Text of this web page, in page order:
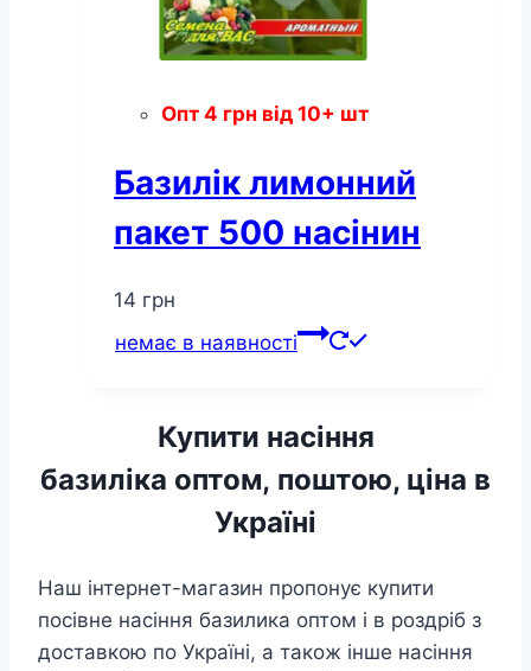
Опт 4 грн від 10+ шт
Базилік лимонний
пакет 500 насінин
14 грн
немає в наявності
Купити насіння
базиліка оптом, поштою, ціна в
Україні
Наш інтернет-магазин пропонує купити
посівне насіння базилика оптом і в роздріб з
доставкою по Україні, а також інше насіння